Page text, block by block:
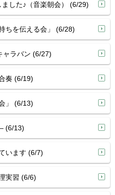
ました♪（音楽朝会） (6/29)
ちを伝える会」 (6/28)
ラバン (6/27)
奏 (6/19)
」 (6/13)
(6/13)
います (6/7)
実習 (6/6)